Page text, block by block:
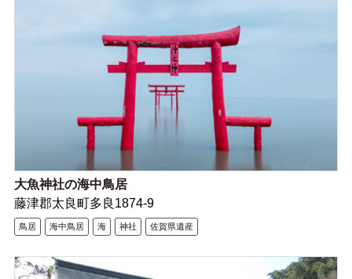
大魚神社の海中鳥居
藤津郡太良町多良1874-9
鳥居 海中鳥居 海 神社 佐賀県遺産